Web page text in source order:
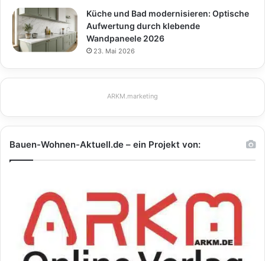
Küche und Bad modernisieren: Optische
Aufwertung durch klebende
Wandpaneele 2026
23. Mai 2026
ARKM.marketing
Bauen-Wohnen-Aktuell.de – ein Projekt von: